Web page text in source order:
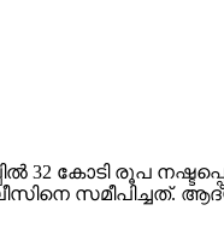
32 കോടി രൂപ
സമീപിച്ചത്. ആദ്യ